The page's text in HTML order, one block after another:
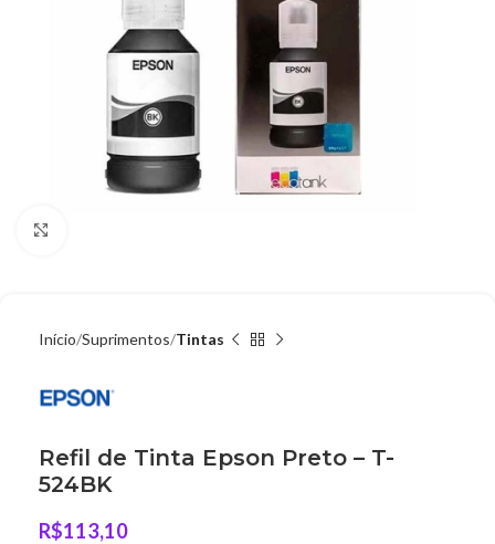
Início Suprimentos Tintas
Refil de Tinta Epson Preto – T-
524BK
R$113,10